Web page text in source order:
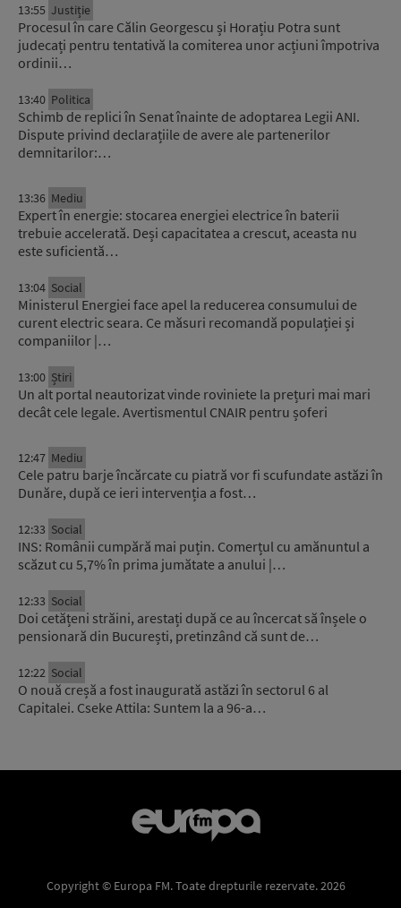
13:55 Justiție
Procesul în care Călin Georgescu și Horațiu Potra sunt
judecați pentru tentativă la comiterea unor acțiuni împotriva
ordinii…
13:40 Politica
Schimb de replici în Senat înainte de adoptarea Legii ANI.
Dispute privind declarațiile de avere ale partenerilor
demnitarilor:…
13:36 Mediu
Expert în energie: stocarea energiei electrice în baterii
trebuie accelerată. Deși capacitatea a crescut, aceasta nu
este suficientă…
13:04 Social
Ministerul Energiei face apel la reducerea consumului de
curent electric seara. Ce măsuri recomandă populației și
companiilor |…
13:00 Știri
Un alt portal neautorizat vinde roviniete la prețuri mai mari
decât cele legale. Avertismentul CNAIR pentru șoferi
12:47 Mediu
Cele patru barje încărcate cu piatră vor fi scufundate astăzi în
Dunăre, după ce ieri intervenția a fost…
12:33 Social
INS: Românii cumpără mai puțin. Comerțul cu amănuntul a
scăzut cu 5,7% în prima jumătate a anului |…
12:33 Social
Doi cetățeni străini, arestați după ce au încercat să înșele o
pensionară din București, pretinzând că sunt de…
12:22 Social
O nouă creșă a fost inaugurată astăzi în sectorul 6 al
Capitalei. Cseke Attila: Suntem la a 96-a…
Copyright © Europa FM. Toate drepturile rezervate. 2026